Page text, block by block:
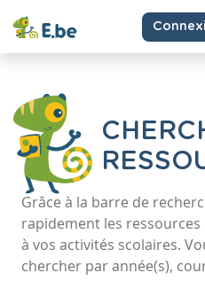
Grâce à la barre de
rapidement les
à vos activités scolaires.
chercher par année(s),